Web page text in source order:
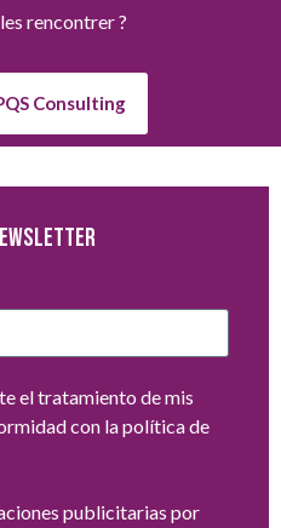
rencontrer ?
Consulting
el tratamiento de mis
con la política de
publicitarias por